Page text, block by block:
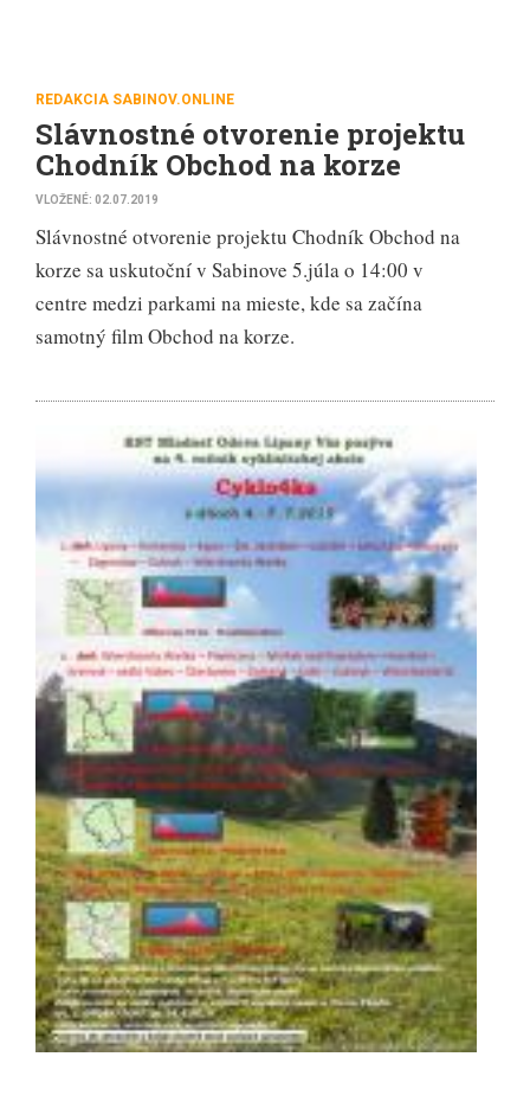
REDAKCIA SABINOV.ONLINE
Slávnostné otvorenie projektu
Chodník Obchod na korze
VLOŽENÉ: 02.07.2019
Slávnostné otvorenie projektu Chodník Obchod na
korze sa uskutoční v Sabinove 5.júla o 14:00 v
centre medzi parkami na mieste, kde sa začína
samotný film Obchod na korze.